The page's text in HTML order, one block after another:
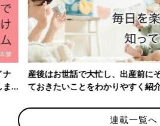
産後はお世話で大忙し、出産前にそろえ
ておきたいことをわかりやすく紹介！
連載一覧へ